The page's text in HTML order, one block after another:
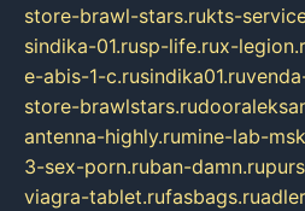
store-brawl-stars.rukts-
sindika-01.rusp-life.rux-
e-abis-1-c.rusindika01.ru
store-brawlstars.ru
antenna-highly.rumine-lab-
3-sex-porn.ruban-damn.ru
viagra-tablet.rufasbags.ru